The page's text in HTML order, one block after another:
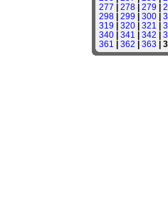
277 | 278| 279 |
298| 299 | 300|
319 | 320| 321 |
340| 341 | 342 |
361 | 362 | 363 |